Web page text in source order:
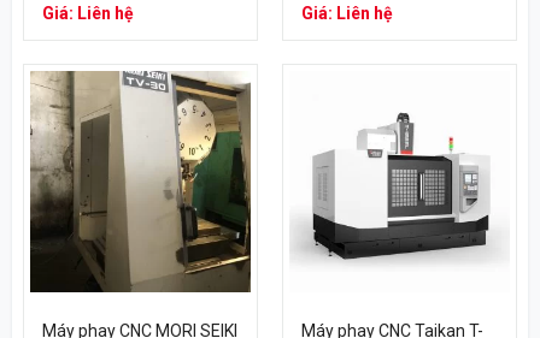
Giá: Liên hệ
Giá: Liên hệ
Máy phay CNC MORI SEIKI
Máy phay CNC Taikan T-